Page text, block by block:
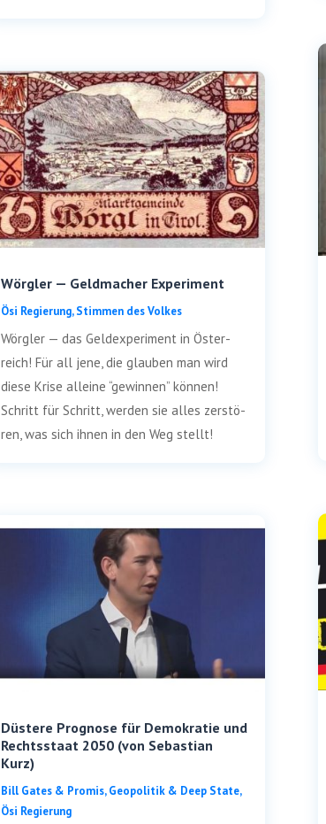
Wörgler — Geldmacher Experiment
Ösi Regie­rung,Stim­men des Volkes
Wörg­ler — das Geld­ex­pe­ri­ment in Öster­
reich! Für all jene, die glau­ben man wird
die­se Kri­se allei­ne “gewin­nen” kön­nen!
Schritt für Schritt, wer­den sie alles zer­stö­
ren, was sich ihnen in den Weg stellt!
Düstere Prognose für Demokratie und
Rechtsstaat 2050 (von Sebastian
Kurz)
Bill Gates & Pro­mis,Geo­po­li­tik & Deep Sta­te,
Ösi Regie­rung